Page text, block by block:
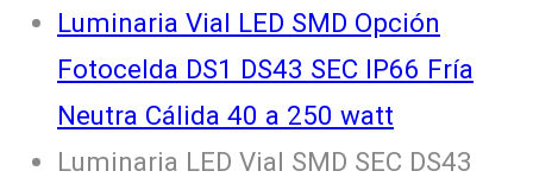
Luminaria Vial LED SMD Opción
Fotocelda DS1 DS43 SEC IP66 Fría
Neutra Cálida 40 a 250 watt
Luminaria LED Vial SMD SEC DS43